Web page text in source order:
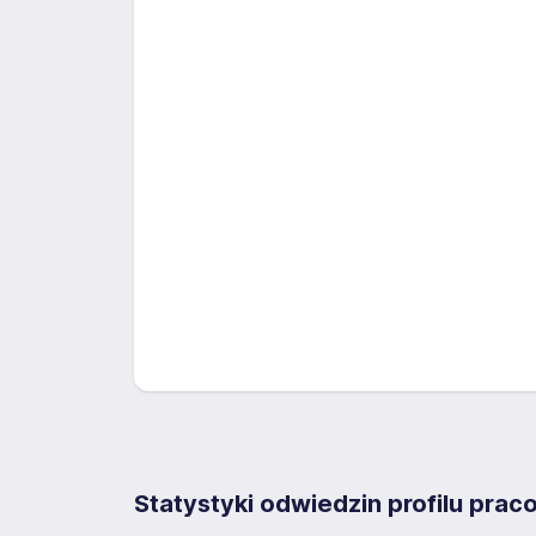
Statystyki odwiedzin profilu